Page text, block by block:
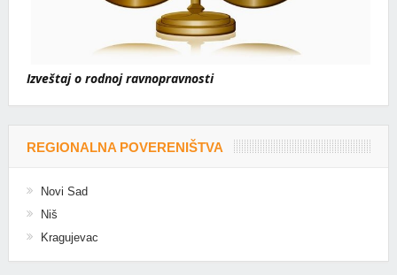
Izveštaj o rodnoj ravnopravnosti
REGIONALNA POVERENIŠTVA
Novi Sad
Niš
Kragujevac